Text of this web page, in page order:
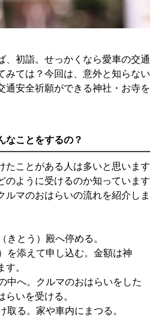
、初詣。せっかくなら愛車の交通
みては？今回は、意外と知らない
通安全祈願ができる神社・お寺を
なことをするの？
たことがある人は多いと思います
のように受けるのか知っています
ルマのおはらいの流れを紹介しま
きとう）殿へ停める。
を添えて申し込む。金額は神
。
中へ。クルマのおはらいをした
いを受ける。
取る。家や車内にまつる。